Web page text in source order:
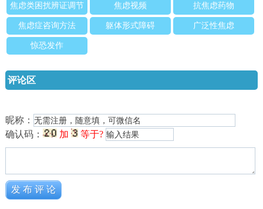
焦虑类困扰辨证调节
法
焦虑视频 抗焦虑药物
焦虑症咨询方法 躯体形式障碍 广泛性焦虑
惊恐发作
评论区
昵称：
确认码：
加 等于?